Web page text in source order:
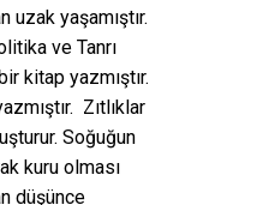
uzak yaşamıştır.
ve Tanrı
kitap yazmıştır.
Zıtlıklar
Soğuğun
kuru olması
düşünce